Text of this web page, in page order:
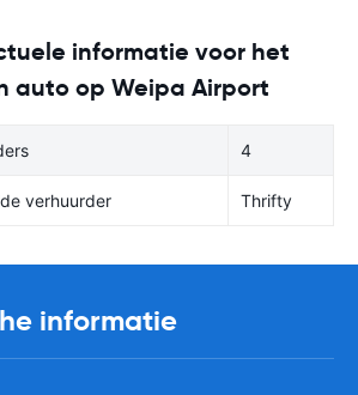
informatie voor het
auto op Weipa Airport
4
verhuurder Thrifty
informatie